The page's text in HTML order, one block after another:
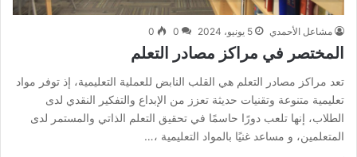
مشاعل الأحمدي 5 يونيو، 2024 0
0
المختصر في مراكز مصادر التعلم
تعد مراكز مصادر التعلم هي القلب النابض للعملية التعليمية، إذ توفر مواد
تعليمية متنوعة وتقنيات حديثة تعزز من الإبداع والتفكير النقدي لدى
الطلاب، إنها تلعب دورًا حاسمًا في تحقيق التعلم الذاتي والمستمر لدى
المتعلمين، و مساعد غنيًا بالمواد التعليمية ،…